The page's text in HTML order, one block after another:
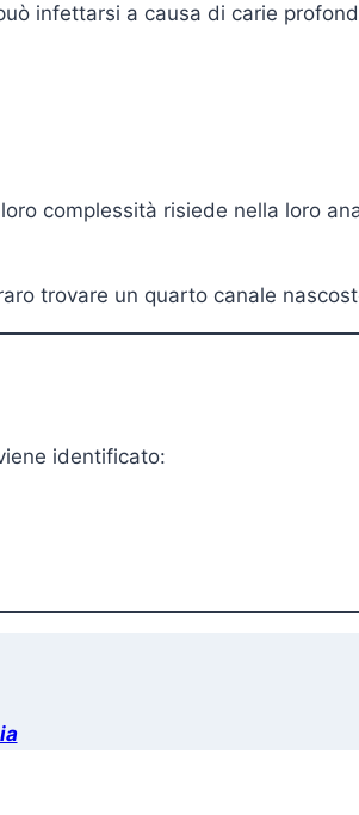
infettarsi a causa di carie
complessità risiede nella loro
trovare un quarto canale
identificato: